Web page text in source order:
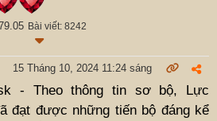
Bài viết: 8242
15 Tháng 10, 2024 11:24 sáng
- Theo thông tin sơ bộ, Lực
đạt được những tiến bộ đáng kể